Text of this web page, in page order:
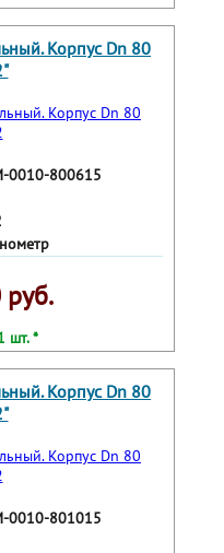
Корпус Dn 80
0010-800615
шт. *
Корпус Dn 80
0010-801015